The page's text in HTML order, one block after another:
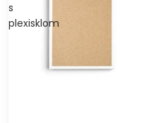
s
plexisklom